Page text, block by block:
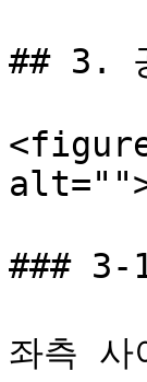
## 3.
### 3-
좌측